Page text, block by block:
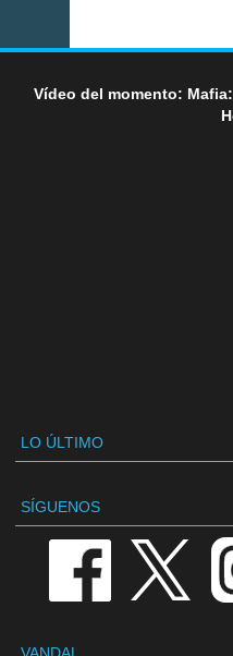
Vídeo del momento:
LO ÚLTIMO
SÍGUENOS
VANDAL